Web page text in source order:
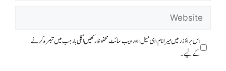
Website
اس براؤزر میں میرا نام، ای میل، اور ویب سائٹ محفوظ رکھیں اگلی بار جب میں تبصرہ کرنے
کےلیے۔